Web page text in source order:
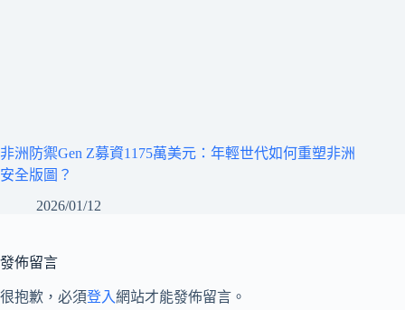
非洲防禦Gen Z募資1175萬美元：年輕世代如何重塑非洲
安全版圖？
2026/01/12
發佈留言
很抱歉，必須登入網站才能發佈留言。